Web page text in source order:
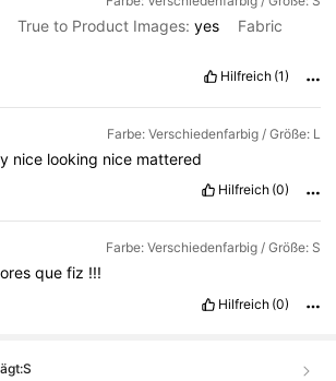
True to Product Images:yes
Fabric
Hilfreich (1)
Farbe: Verschiedenfarbig / Größe: L
nice looking nice mattered
Hilfreich (0)
Farbe: Verschiedenfarbig / Größe: S
quefiz !!!
Hilfreich (0)
S